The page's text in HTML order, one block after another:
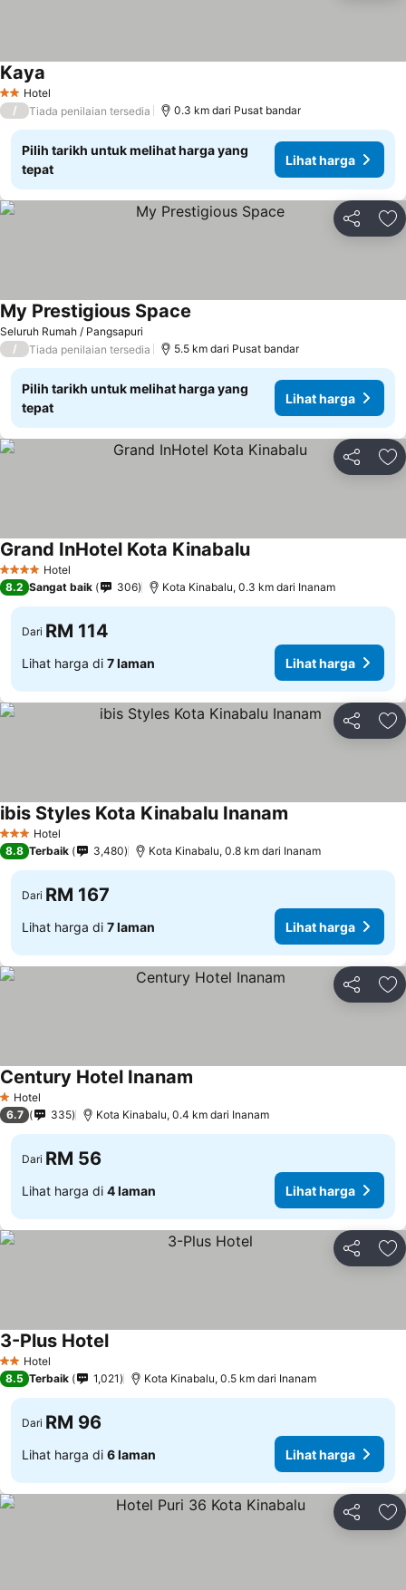
2 Bintang
Hotel
Kaya
/ Tiada penilaian tersedia 0.3 km dari Pusat bandar
Pilih tarikh untuk melihat harga yang
tepat
Lihat harga
Kongsi
Seluruh Rumah / Pangsapuri
My Prestigious Space
/ Tiada penilaian tersedia 5.5 km dari Pusat bandar
Pilih tarikh untuk melihat harga yang
tepat
Lihat harga
Kongsi
4 BintangHotel
Grand InHotel Kota KinabaluLihat harga
8.2 Sangat baik 306 Kota Kinabalu, 0.3 km dari Inanam
Dari RM 114
Lihat harga di 7 laman Lihat harga
Kongsi
3 BintangHotel
ibis Styles Kota Kinabalu Inanam
8.8 Terbaik 3,480 Kota Kinabalu, 0.8 km dari Inanam
Dari RM 167
Lihat harga di 7 laman Lihat harga
Kongsi
1 Bintang
Hotel
Century Hotel Inanam
6.7 335 Kota Kinabalu, 0.4 km dari Inanam
Dari RM 56
Lihat harga di 4 laman Lihat harga
Kongsi
2 Bintang
Hotel
3-Plus HotelLihat harga
8.5 Terbaik 1,021 Kota Kinabalu, 0.5 km dari Inanam
Dari RM 96
Lihat harga di 6 laman Lihat harga
Kongsi